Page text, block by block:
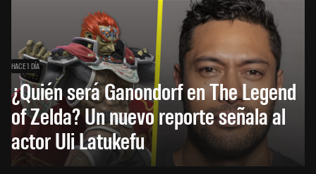
HACE 1 DÍA
¿Quién será Ganondorf en The Legend
of Zelda? Un nuevo reporte señala al
actor Uli Latukefu